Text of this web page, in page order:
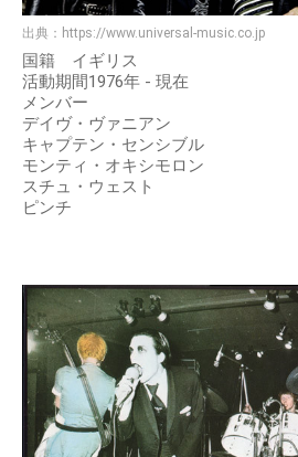
出典： https://www.universal-music.co.jp
国籍 イギリス
活動期間1976年 - 現在
メンバー
デイヴ・ヴァニアン
キャプテン・センシブル
モンティ・オキシモロン
スチュ・ウェスト
ピンチ